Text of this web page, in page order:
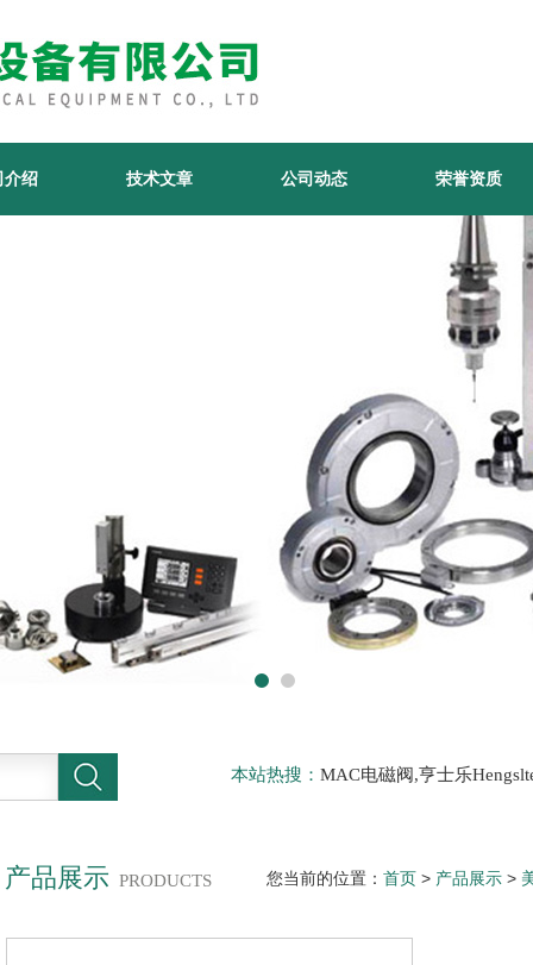
介绍 技术文章 公司动态 荣誉资质
本站热搜： MAC电磁阀,亨士乐
产品展示 PRODUCTS 您当前的位置： 首页 > 产品展示 >